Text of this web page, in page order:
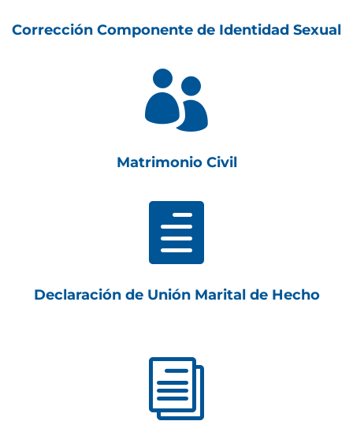
Corrección Componente de Identidad Sexual

Matrimonio Civil

Declaración de Unión Marital de Hecho
i